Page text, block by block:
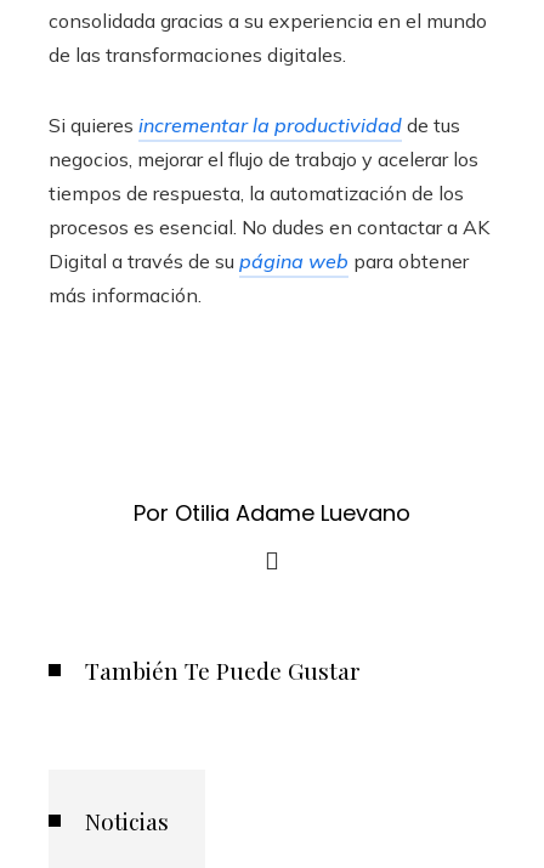
consolidada gracias a su experiencia en el mundo
de las transformaciones digitales.
Si quieres incrementar la productividad de tus
negocios, mejorar el flujo de trabajo y acelerar los
tiempos de respuesta, la automatización de los
procesos es esencial. No dudes en contactar a AK
Digital a través de su página web para obtener
más información.
Por Otilia Adame Luevano
También Te Puede Gustar
Noticias